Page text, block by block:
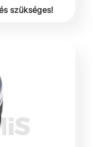
szükséges!